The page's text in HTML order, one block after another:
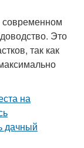
Это
так как